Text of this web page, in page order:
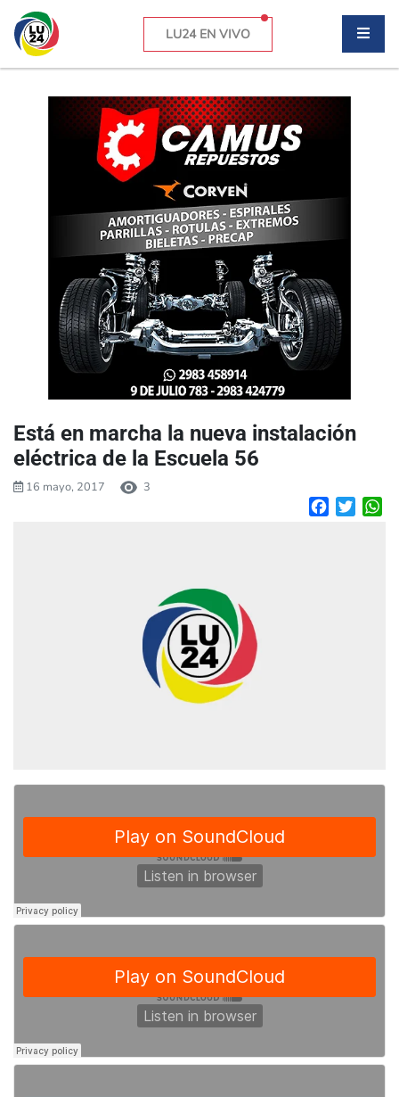
LU24 EN VIVO
Está en marcha la nueva instalación
eléctrica de la Escuela 56
16 mayo, 2017 3
Facebook